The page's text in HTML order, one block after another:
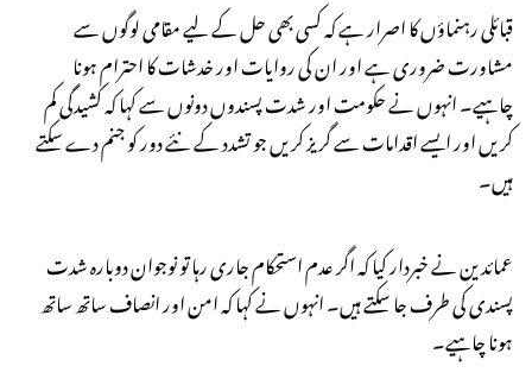
قبائلی رہنماؤں کا اصرار ہے کہ کسی بھی حل کے لیے مقامی لوگوں سے
مشاورت ضروری ہے اور ان کی روایات اور خدشات کا احترام ہونا
چاہیے۔ انہوں نے حکومت اور شدت پسندوں دونوں سے کہا کہ کشیدگی کم
کریں اور ایسے اقدامات سے گریز کریں جو تشدد کے نئے دور کو جنم دے سکتے
ہیں۔
عمائدین نے خبردار کیا کہ اگر عدم استحکام جاری رہا تو نوجوان دوبارہ شدت
پسندی کی طرف جا سکتے ہیں۔ انہوں نے کہا کہ امن اور انصاف ساتھ ساتھ
ہونا چاہیے۔